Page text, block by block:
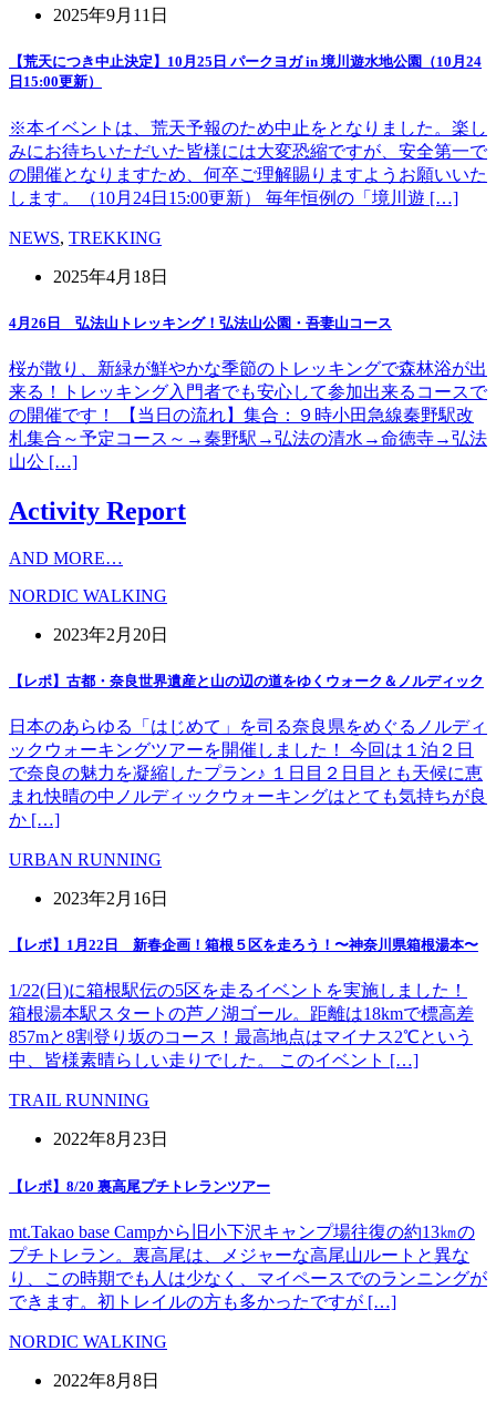
2025年9月11日
【荒天につき中止決定】10月25日 パークヨガ in 境川遊水地公園（10月24
日15:00更新）
※本イベントは、荒天予報のため中止をとなりました。楽し
みにお待ちいただいた皆様には大変恐縮ですが、安全第一で
の開催となりますため、何卒ご理解賜りますようお願いいた
します。（10月24日15:00更新） 毎年恒例の「境川遊 […]
NEWS, TREKKING
2025年4月18日
4月26日 弘法山トレッキング！弘法山公園・吾妻山コース
桜が散り、新緑が鮮やかな季節のトレッキングで森林浴が出
来る！トレッキング入門者でも安心して参加出来るコースで
の開催です！ 【当日の流れ】集合：９時小田急線秦野駅改
札集合～予定コース～→秦野駅→弘法の清水→命徳寺→弘法
山公 […]
Activity Report
AND MORE…
NORDIC WALKING
2023年2月20日
【レポ】古都・奈良世界遺産と山の辺の道をゆくウォーク＆ノルディック
日本のあらゆる「はじめて」を司る奈良県をめぐるノルディ
ックウォーキングツアーを開催しました！ 今回は１泊２日
で奈良の魅力を凝縮したプラン♪ １日目２日目とも天候に恵
まれ快晴の中ノルディックウォーキングはとても気持ちが良
か […]
URBAN RUNNING
2023年2月16日
【レポ】1月22日 新春企画！箱根５区を走ろう！〜神奈川県箱根湯本〜
1/22(日)に箱根駅伝の5区を走るイベントを実施しました！
箱根湯本駅スタートの芦ノ湖ゴール。距離は18kmで標高差
857mと8割登り坂のコース！最高地点はマイナス2℃という
中、皆様素晴らしい走りでした。 このイベント […]
TRAIL RUNNING
2022年8月23日
【レポ】8/20 裏高尾プチトレランツアー
mt.Takao base Campから旧小下沢キャンプ場往復の約13㎞の
プチトレラン。裏高尾は、メジャーな高尾山ルートと異な
り、この時期でも人は少なく、マイペースでのランニングが
できます。初トレイルの方も多かったですが […]
NORDIC WALKING
2022年8月8日